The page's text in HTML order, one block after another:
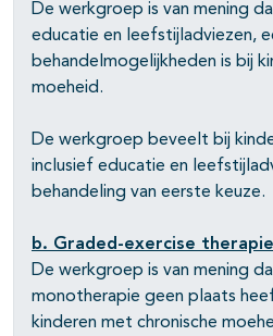
De werkgroep is van mening
educatie en leefstijladviezen,
behandelmogelijkheden is bij
moeheid.
De werkgroep beveelt bij
inclusief educatie en
behandeling van eerste keuze.
b. Graded-exercise therapie
De werkgroep is van mening
monotherapie geen plaats
kinderen met chronische